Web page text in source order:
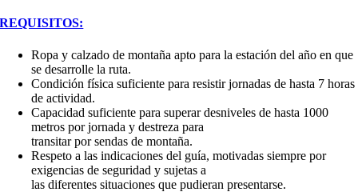
REQUISITOS:
Ropa y calzado de montaña apto para la estación del año en que
se desarrolle la ruta.
Condición física suficiente para resistir jornadas de hasta 7 horas
de actividad.
Capacidad suficiente para superar desniveles de hasta 1000
metros por jornada y destreza para
transitar por sendas de montaña.
Respeto a las indicaciones del guía, motivadas siempre por
exigencias de seguridad y sujetas a
las diferentes situaciones que pudieran presentarse.